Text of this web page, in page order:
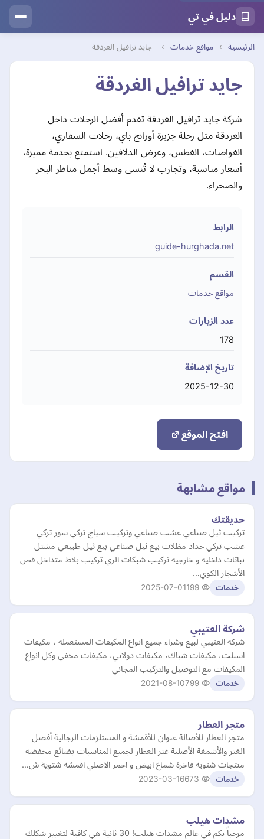
دليل في تي
الرئيسية › مواقع خدمات › جايد ترافيل الغردقة
جايد ترافيل الغردقة
شركة جايد ترافيل الغردقة تقدم أفضل الرحلات داخل
الغردقة مثل رحلة جزيرة أورانج باي، رحلات السفاري،
الغواصات، الغطس، وعرض الدلافين. استمتع بخدمة مميزة،
أسعار مناسبة، وتجارب لا تُنسى وسط أجمل مناظر البحر
والصحراء.
الرابط
guide-hurghada.net
القسم
مواقع خدمات
عدد الزيارات
178
تاريخ الإضافة
2025-12-30
افتح الموقع
مواقع مشابهة
حديقتك
تركيب ثيل صناعي عشب صناعي وتركيب سياج تركي سور تركي
عشب تركي حداد مظلات بيع ثيل صناعي بيع ثيل طبيعي مشتل
نباتات داخليه و خارجيه تركيب شبكات الري تركيب بلاط متداخل قص
الأشجار الكوي…
خدمات 2025-07-01
شركة العتيبي
شركة العتيبي لبيع وشراء جميع انواع المكيفات المستعملة ، مكيفات
اسبلت، مكيفات شباك، مكيفات دولابي، مكيفات مخفي وكل انواع
المكيفات مع التوصيل والتركيب المجاني
خدمات 2021-08-10
متجر العطار
متجر العطار للأصالة عنوان للأقمشة و المستلزمات الرجالية أفضل
الغتر والأشمغة الأصلية غتر العطار لجميع المناسبات بضائع مخفضه
منتجات شتوية فاخرة شماغ ابيض و احمر الاصلي اقمشة شتوية ش…
خدمات 2023-03-16
مشدات هيلب
مرحباً بكم في عالم مشدات هيلب! 30 ثانية هي كافية لتغيير شكلك